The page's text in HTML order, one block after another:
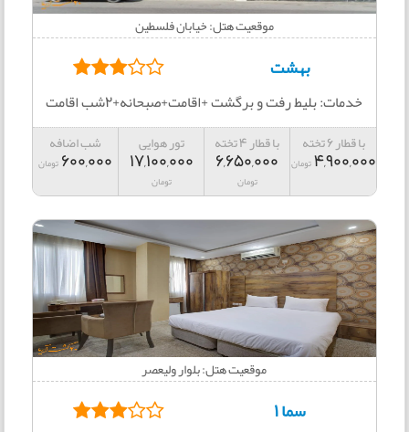
موقعیت هتل: خیابان فلسطین
بهشت
خدمات: بلیط رفت و برگشت +اقامت+صبحانه+2شب اقامت
با قطار 6 تخته
4,900,000تومان
با قطار 4 تخته
6,650,000
تومان
تور هوایی
17,100,000
تومان
شب اضافه
600,000 تومان
موقعیت هتل: بلوار وليعصر
سما 1